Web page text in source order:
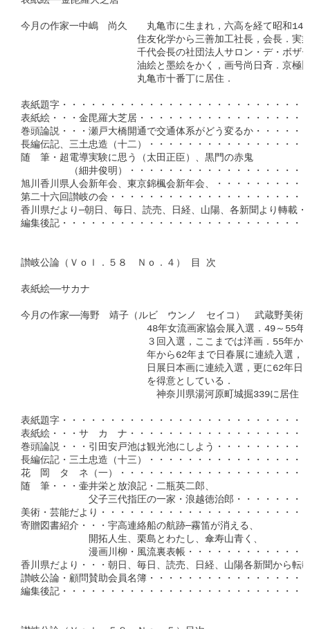
今月の作家一中嶋　尚久　　丸亀市に生まれ，六高を経て昭和14
住友化学から三善加工社長，会長．実業家の
千代会長の社団法人サロン・デ・ボザールの
油絵と墨絵をかく，画号尚日斉．京極旧藩士
丸亀市十番丁に居住．
表紙題字・・・・・・・・・・・・・・・・・・・・・・・・・
表紙絵・・・金毘羅大芝居・・・・・・・・・・・・・・・・・
巻頭論説・・・瀬戸大橋開通で交通体系がどう変るか・・・・・
長編伝記、三土忠造（十二）・・・・・・・・・・・・・・・・
随　筆・超電導実験に思う（太田正臣）、黒門の赤鬼
（細井俊明）・・・・・・・・・・・・・・・・・・・
旭川香川県人会新年会、東京錦楓会新年会、・・・・・・・・・
第二十六回讃岐の会・・・・・・・・・・・・・・・・・・・・
香川県だより─朝日、毎日、読売、日経、山陽、各新聞より轉載
編集後記・・・・・・・・・・・・・・・・・・・・・・・・・
讃岐公論（Ｖｏｌ．５８　Ｎｏ．４） 目 次
表紙絵──サカナ
今月の作家──海野　靖子（ルビ　ウンノ　セイコ）　武蔵野美術
48年女流画家協会展入選．49～55年創元展
３回入選，ここまでは洋画．55年から日本
年から62年まで日春展に連続入選，55年
日展日本画に連続入選，更に62年日展に入
を得意としている．
神奈川県湯河原町城掘339に居住．
表紙題字・・・・・・・・・・・・・・・・・・・・・・・・・
表紙絵・・・サ　カ　ナ・・・・・・・・・・・・・・・・・・
巻頭論説・・・引田安戸池は観光池にしよう・・・・・・・・・
長編伝記・三土忠造（十三）・・・・・・・・・・・・・・・・
花　岡　タ　ネ（一）・・・・・・・・・・・・・・・・・・・
随　筆・・・壷井栄と放浪記・二瓶英二郎、
父子三代指圧の一家・浪越徳治郎・・・・・・・・・
美術・芸能だより・・・・・・・・・・・・・・・・・・・・・
寄贈図書紹介・・・宇高連絡船の航跡─霧笛が消える、
開拓人生、栗島とわたし、傘寿山青く、
漫画川柳・風流裏表帳・・・・・・・・・・・・・・
香川県だより・・・朝日、毎日、読売、日経、山陽各新聞から転
讃岐公論・顧問賛助会員名簿・・・・・・・・・・・・・・・・
編集後記・・・・・・・・・・・・・・・・・・・・・・・・・